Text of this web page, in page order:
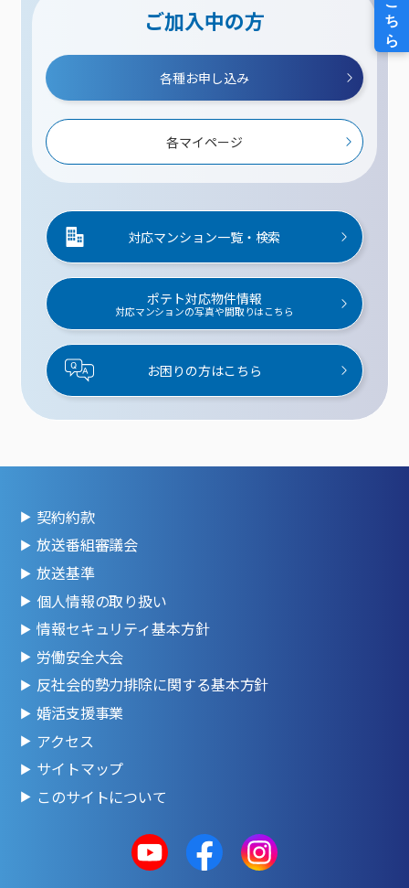
ご加入中の方
各種お申し込み
各マイページ
対応マンション一覧・検索
ポテト対応物件情報
対応マンションの写真や間取りはこちら
お困りの方はこちら
契約約款
放送番組審議会
放送基準
個人情報の取り扱い
情報セキュリティ基本方針
労働安全大会
反社会的勢力排除に関する基本方針
婚活支援事業
アクセス
サイトマップ
このサイトについて